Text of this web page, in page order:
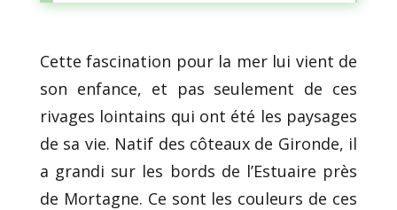
Cette fascination pour la mer lui vient de
son enfance, et pas seulement de ces
rivages lointains qui ont été les paysages
de sa vie. Natif des côteaux de Gironde, il
a grandi sur les bords de l’Estuaire près
de Mortagne. Ce sont les couleurs de ces